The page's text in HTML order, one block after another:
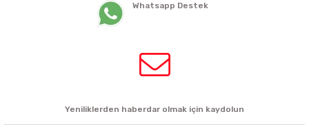
Whatsapp Destek
Yeniliklerden haberdar olmak için kaydolun